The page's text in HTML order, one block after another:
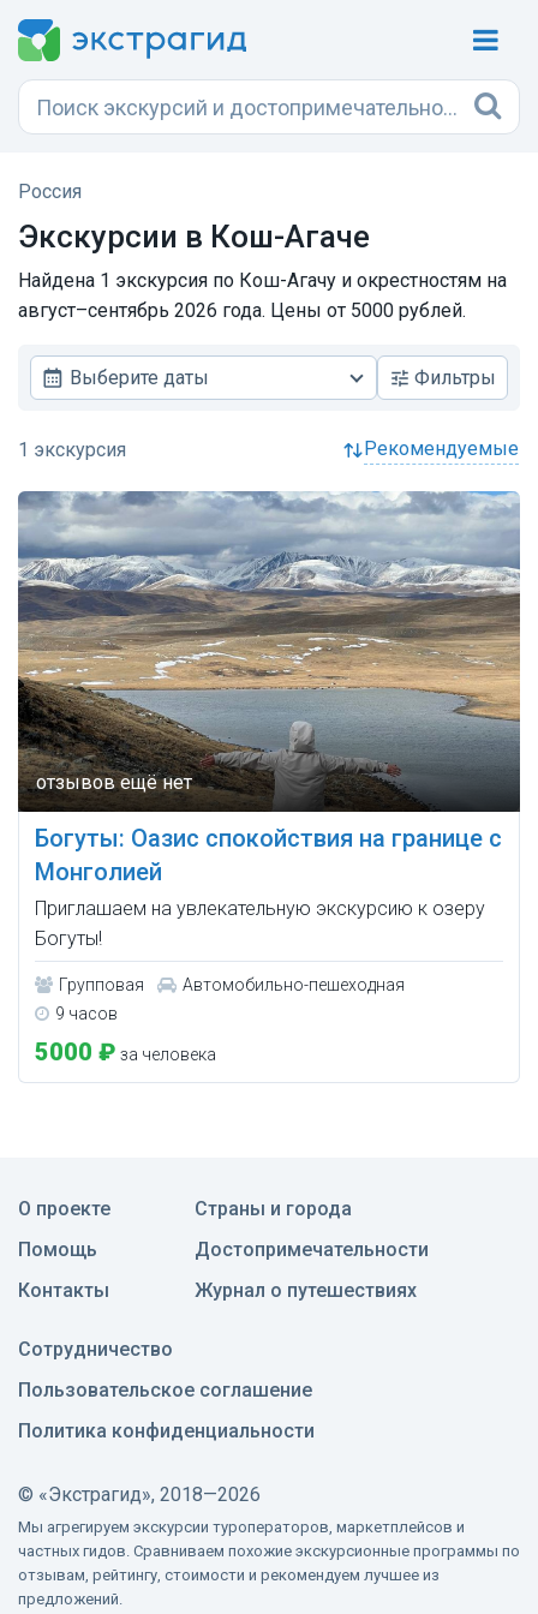
Россия
Экскурсии в Кош-Агаче
Найдена 1 экскурсия по Кош-Агачу и окрестностям на
август–сентябрь 2026 года. Цены от 5000 рублей.
Выберите даты Фильтры
рекомендуемые
Богуты: Оазис спокойствия на границе с
Монголией
Приглашаем на увлекательную экскурсию к озеру
Богуты!
Групповая
Автомобильно-пешеходная
9 часов
5000 ₽ за человека
О проекте
Помощь
Контакты
Страны и города
Достопримечательности
Журнал о путешествиях
Сотрудничество
Пользовательское соглашение
Политика конфиденциальности
© «Экстрагид», 2018—2026
Мы агрегируем экскурсии туроператоров, маркетплейсов и
частных гидов. Сравниваем похожие экскурсионные программы по
отзывам, рейтингу, стоимости и рекомендуем лучшее из
предложений.